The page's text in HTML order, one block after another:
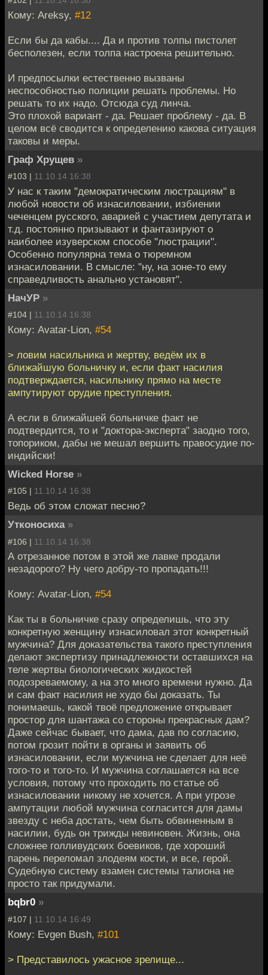
Кому: Areksy, #12
Если бы да кабы.... Да и против толпы пистолет
бесполезен, если толпа настроена решительно.
И предпосылки естественно вызваны
неспособностью полиции решать проблемы. Но
решать то их надо. Отсюда суд линча.
Это плохой вариант - да. Решает проблему - да. В
целом всё сводится к определению какова ситуация
таковы и меры.
Граф Хрущев »
#103 | 11.10.14 16:38
У нас к таким "демократическим люстрациям" в
любой новости об изнасиловании, избиении
чеченцем русского, аварией с участием депутата и
т.д. постоянно призывают и фантазируют о
наиболее изуверском способе "люстрации".
Особенно популярна тема о тюремном
изнасиловании. В смысле: "ну, на зоне-то ему
справедливость анально установят".
НачУР »
#104 | 11.10.14 16:38
Кому: Avatar-Lion, #54
> ловим насильника и жертву, ведём их в
ближайшую больничку и, если факт насилия
подтверждается, насильнику прямо на месте
ампутируют орудие преступления.
А если в ближайшей больничке факт не
подтвердится, то и "доктора-эксперта" заодно того,
топориком, дабы не мешал вершить правосудие по-
индийски!
Wicked Horse »
#105 | 11.10.14 16:38
Ведь об этом сложат песню?
Утконосиха »
#106 | 11.10.14 16:38
А отрезанное потом в этой же лавке продали
незадорого? Ну чего добру-то пропадать!!!
Кому: Avatar-Lion, #54
Как ты в больничке сразу определишь, что эту
конкретную женщину изнасиловал этот конкретный
мужчина? Для доказательства такого преступления
делают экспертизу принадлежности оставшихся на
теле жертвы биологических жидкостей
подозреваемому, а на это много времени нужно. Да
и сам факт насилия не худо бы доказать. Ты
понимаешь, какой твоё предложение открывает
простор для шантажа со стороны прекрасных дам?
Даже сейчас бывает, что дама, дав по согласию,
потом грозит пойти в органы и заявить об
изнасиловании, если мужчина не сделает для неё
того-то и того-то. И мужчина соглашается на все
условия, потому что проходить по статье об
изнасиловании никому не хочется. А при угрозе
ампутации любой мужчина согласится для дамы
звезду с неба достать, чем быть обвиненным в
насилии, будь он трижды невиновен. Жизнь, она
сложнее голливудских боевиков, где хороший
парень переломал злодеям кости, и все, герой.
Судебную систему взамен системы талиона не
просто так придумали.
bqbr0 »
#107 | 11.10.14 16:49
Кому: Evgen Bush, #101
> Представилось ужасное зрелище...